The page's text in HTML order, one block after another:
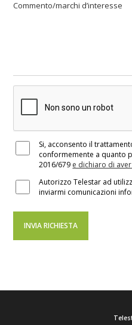
Si, acconsento il
conformemente a quanto
2016/679 e dichiaro di
Autorizzo Telestar ad
inviarmi comunicazioni